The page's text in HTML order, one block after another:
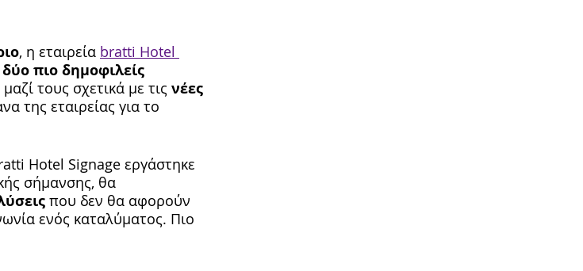
, η εταιρεία bratti Hotel
δύο πιο δημοφιλείς
τους σχετικά με τις νέες
της εταιρείας για το
Hotel Signage εργάστηκε
σήμανσης, θα
που δεν θα αφορούν
ενός καταλύματος. Πιο